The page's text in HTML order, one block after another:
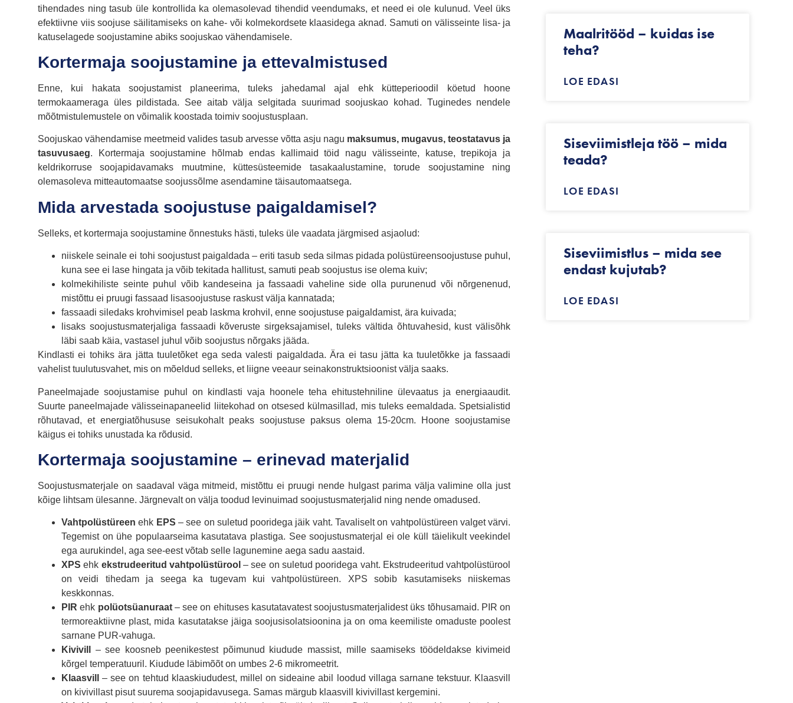
tihendades ning tasub üle kontrollida ka olemasolevad tihendid veendumaks, et need ei ole kulunud. Veel üks
efektiivne viis soojuse säilitamiseks on kahe- või kolmekordsete klaasidega aknad. Samuti on välisseinte lisa- ja
katuselagede soojustamine abiks soojuskao vähendamisele.
Kortermaja soojustamine ja ettevalmistused
Enne, kui hakata soojustamist planeerima, tuleks jahedamal ajal ehk kütteperioodil köetud hoone
termokaameraga üles pildistada. See aitab välja selgitada suurimad soojuskao kohad. Tuginedes nendele
mõõtmistulemustele on võimalik koostada toimiv soojustusplaan.
Soojuskao vähendamise meetmeid valides tasub arvesse võtta asju nagu maksumus, mugavus, teostatavus ja
tasuvusaeg. Kortermaja soojustamine hõlmab endas kallimaid töid nagu välisseinte, katuse, trepikoja ja
keldrikorruse soojapidavamaks muutmine, küttesüsteemide tasakaalustamine, torude soojustamine ning
olemasoleva mitteautomaatse soojussõlme asendamine täisautomaatsega.
Mida arvestada soojustuse paigaldamisel?
Selleks, et kortermaja soojustamine õnnestuks hästi, tuleks üle vaadata järgmised asjaolud:
niiskele seinale ei tohi soojustust paigaldada – eriti tasub seda silmas pidada polüstüreensoojustuse puhul,
kuna see ei lase hingata ja võib tekitada hallitust, samuti peab soojustus ise olema kuiv;
kolmekihiliste seinte puhul võib kandeseina ja fassaadi vaheline side olla purunenud või nõrgenenud,
mistõttu ei pruugi fassaad lisasoojustuse raskust välja kannatada;
fassaadi siledaks krohvimisel peab laskma krohvil, enne soojustuse paigaldamist, ära kuivada;
lisaks soojustusmaterjaliga fassaadi kõveruste sirgeksajamisel, tuleks vältida õhtuvahesid, kust välisõhk
läbi saab käia, vastasel juhul võib soojustus nõrgaks jääda.
Kindlasti ei tohiks ära jätta tuuletõket ega seda valesti paigaldada. Ära ei tasu jätta ka tuuletõkke ja fassaadi
vahelist tuulutusvahet, mis on mõeldud selleks, et liigne veeaur seinakonstruktsioonist välja saaks.
Paneelmajade soojustamise puhul on kindlasti vaja hoonele teha ehitustehniline ülevaatus ja energiaaudit.
Suurte paneelmajade välisseinapaneelid liitekohad on otsesed külmasillad, mis tuleks eemaldada. Spetsialistid
rõhutavad, et energiatõhususe seisukohalt peaks soojustuse paksus olema 15-20cm. Hoone soojustamise
käigus ei tohiks unustada ka rõdusid.
Kortermaja soojustamine – erinevad materjalid
Soojustusmaterjale on saadaval väga mitmeid, mistõttu ei pruugi nende hulgast parima välja valimine olla just
kõige lihtsam ülesanne. Järgnevalt on välja toodud levinuimad soojustusmaterjalid ning nende omadused.
Vahtpolüstüreen ehk EPS – see on suletud pooridega jäik vaht. Tavaliselt on vahtpolüstüreen valget värvi.
Tegemist on ühe populaarseima kasutatava plastiga. See soojustusmaterjal ei ole küll täielikult veekindel
ega aurukindel, aga see-eest võtab selle lagunemine aega sadu aastaid.
XPS ehk ekstrudeeritud vahtpolüstürool– see on suletud pooridega vaht. Ekstrudeeritud vahtpolüstürool
on veidi tihedam ja seega ka tugevam kui vahtpolüstüreen. XPS sobib kasutamiseks niiskemas
keskkonnas.
PIRehk polüotsüanuraat– see on ehituses kasutatavatest soojustusmaterjalidest üks tõhusamaid. PIR on
termoreaktiivne plast, mida kasutatakse jäiga soojusisolatsioonina ja on oma keemiliste omaduste poolest
sarnane PUR-vahuga.
Kivivill
– see koosneb peenikestest põimunud kiudude massist, mille saamiseks töödeldakse kivimeid
kõrgel temperatuuril. Kiudude läbimõõt on umbes 2-6 mikromeetrit.
Klaasvill
– see on tehtud klaaskiududest, millel on sideaine abil loodud villaga sarnane tekstuur. Klaasvill
on kivivillast pisut suurema soojapidavusega. Samas märgub klaasvill kivivillast kergemini.
Maalritööd – kuidas ise
teha?
LOE EDASI
Siseviimistleja töö – mida
teada?
LOE EDASI
Siseviimistlus – mida see
endast kujutab?
LOE EDASI